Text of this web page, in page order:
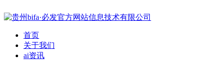
首页
关于我们
ai资讯